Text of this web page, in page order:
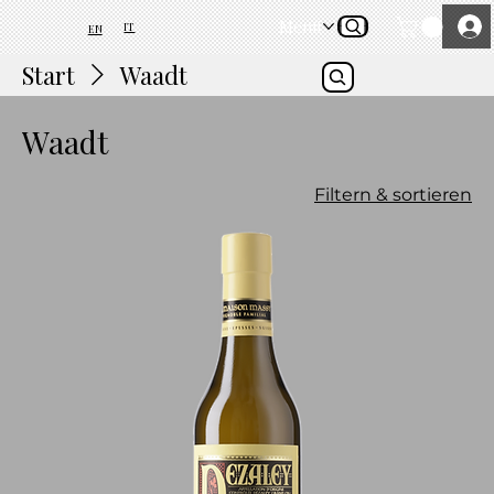
EN IT Menü
Start Waadt
Waadt
Filtern & sortieren